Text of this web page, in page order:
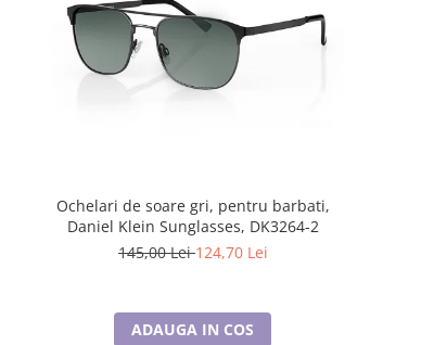
Ochelari de soare gri, pentru barbati,
Daniel Klein Sunglasses, DK3264-2
145,00 Lei124,70 Lei
ADAUGA IN COS